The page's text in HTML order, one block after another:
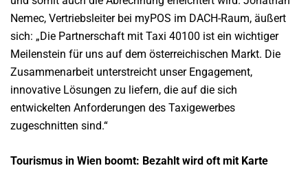
Nemec, Vertriebsleiter bei myPOS im DACH-Raum, äußert
sich: „Die Partnerschaft mit Taxi 40100 ist ein wichtiger
Meilenstein für uns auf dem österreichischen Markt. Die
Zusammenarbeit unterstreicht unser Engagement,
innovative Lösungen zu liefern, die auf die sich
entwickelten Anforderungen des Taxigewerbes
zugeschnitten sind.“
Tourismus in Wien boomt: Bezahlt wird oft mit Karte